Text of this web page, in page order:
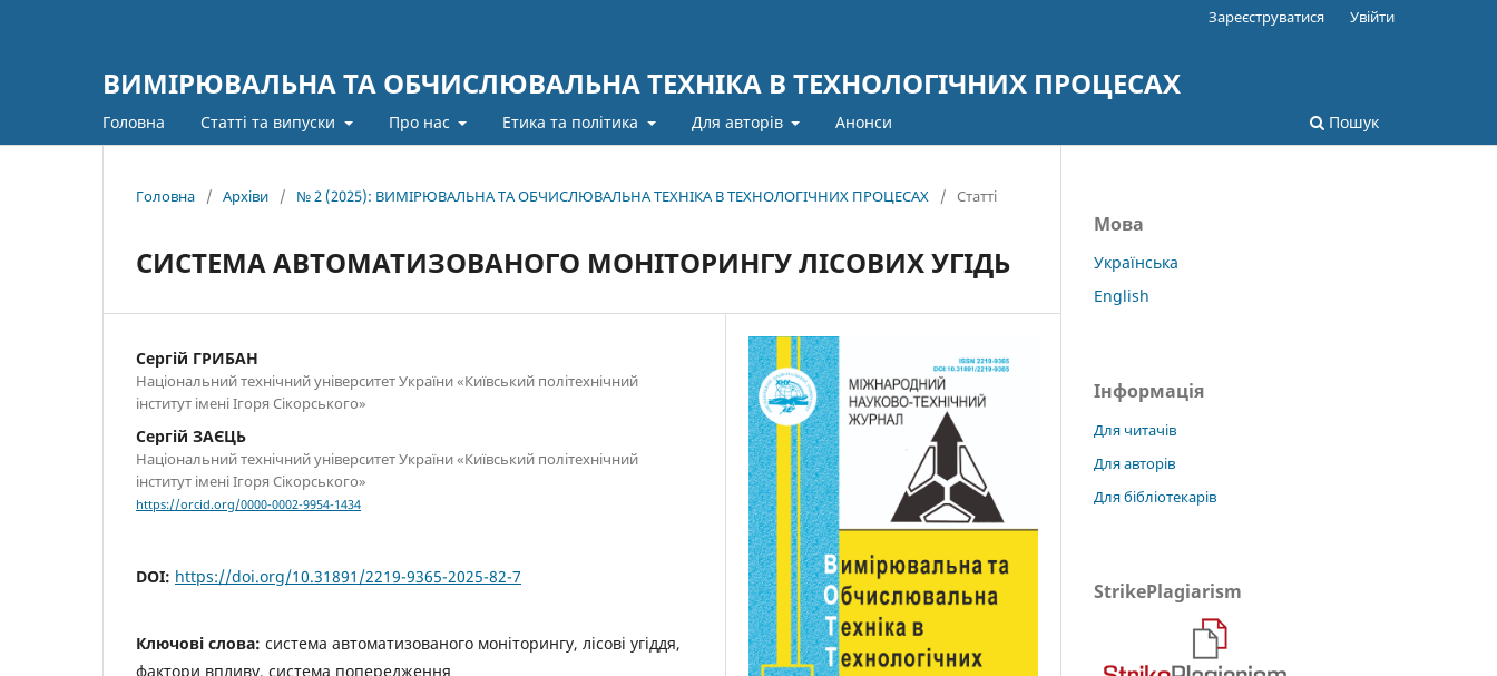
ВИМІРЮВАЛЬНА ТА ОБЧИСЛЮВАЛЬНА ТЕХНІКА В ТЕХНОЛОГІЧНИХ ПРОЦЕСАХ
Головна Статті та випуски Про нас Етика та політика Для авторів Анонси Пошук
Зареєструватися Увійти
Головна / Архіви / № 2 (2025): ВИМІРЮВАЛЬНА ТА ОБЧИСЛЮВАЛЬНА ТЕХНІКА В ТЕХНОЛОГІЧНИХ ПРОЦЕСАХ / Статті
СИСТЕМА АВТОМАТИЗОВАНОГО МОНІТОРИНГУ ЛІСОВИХ УГІДЬ
Сергій ГРИБАН
Національний технічний університет України «Київський політехнічний
інститут імені Ігоря Сікорського»
Сергій ЗАЄЦЬ
Національний технічний університет України «Київський політехнічний
інститут імені Ігоря Сікорського»
https://orcid.org/0000-0002-9954-1434
DOI: https://doi.org/10.31891/2219-9365-2025-82-7
Ключові слова: система автоматизованого моніторингу, лісові угіддя,
фактори впливу, система попередження
Мова
Українська
English
Інформація
Для читачів
Для авторів
Для бібліотекарів
StrikePlagiarism